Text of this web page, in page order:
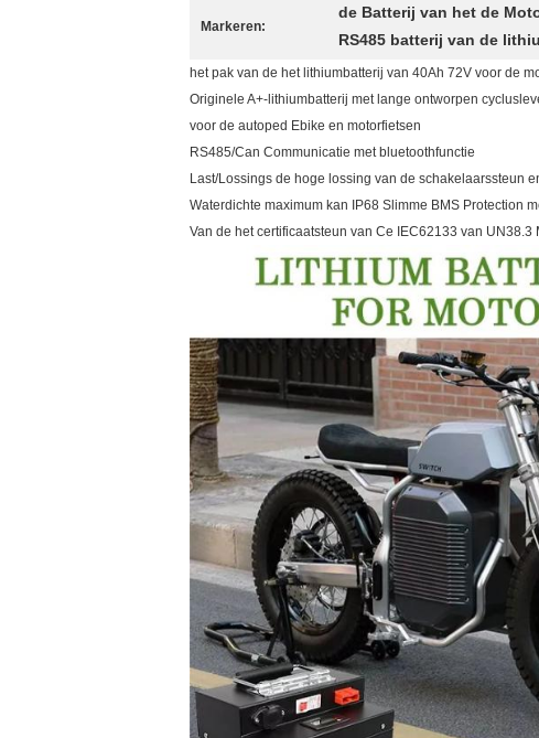
Markeren:
de Batterij van het de
RS485 batterij van de
het pak van de het lithiumbatterij van 40Ah 72V voor de
Originele A+-lithiumbatterij met lange ontworpen
voor de autoped Ebike en motorfietsen
RS485/Can Communicatie met bluetoothfunctie
Last/Lossings de hoge lossing van de schakelaarssteun
Waterdichte maximum kan IP68 Slimme BMS Protection
Van de het certificaatsteun van Ce IEC62133 van